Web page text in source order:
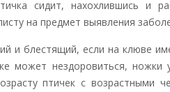
сидит, нахохлившись и
на предмет выявления
и блестящий, если на клюве
может нездоровиться, ножки
птичек с возрастными